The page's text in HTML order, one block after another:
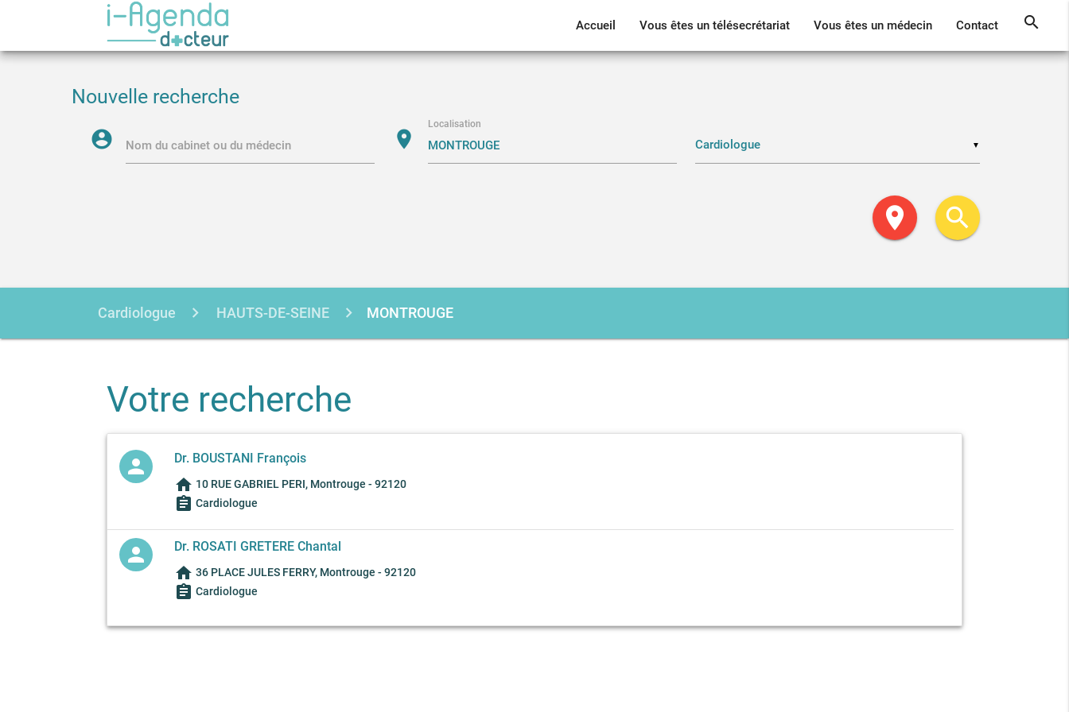
Accueil Vous êtes un télésecrétariat Vous êtes un médecin Contact search
Nouvelle recherche
account_circle Nom du cabinet ou du médecin location_on
Localisation
▼
location_on search
Cardiologue HAUTS-DE-SEINE MONTROUGE
Votre recherche
person Dr. BOUSTANI François
home 10 RUE GABRIEL PERI, Montrouge - 92120
assignment Cardiologue
person Dr. ROSATI GRETERE Chantal
home 36 PLACE JULES FERRY, Montrouge - 92120
assignment Cardiologue